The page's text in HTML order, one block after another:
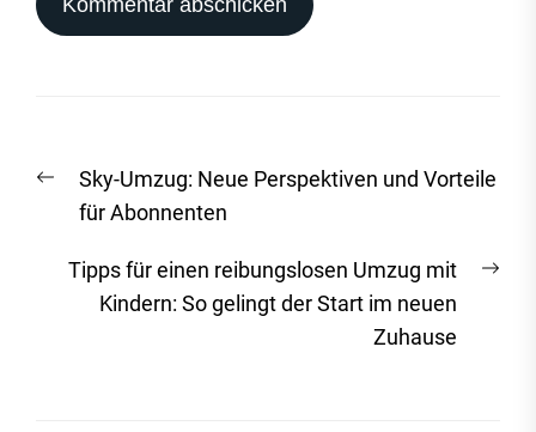
Navigation
Vorheriger
Beitrag:
Sky-Umzug: Neue Perspektiven und Vorteile
für Abonnenten
Tipps für einen reibungslosen Umzug mit
Kindern: So gelingt der Start im neuen
Zuhause